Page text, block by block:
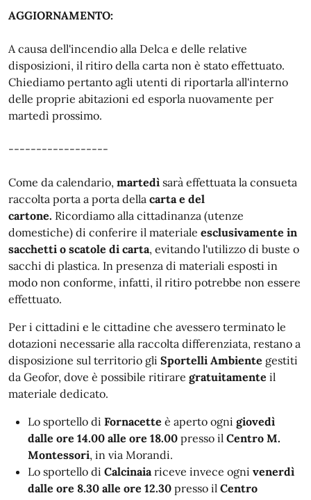
Descrizione
AGGIORNAMENTO:
A causa dell'incendio alla Delca e delle relative
disposizioni, il ritiro della carta non è stato effettuato.
Chiediamo pertanto agli utenti di riportarla all'interno
delle proprie abitazioni ed esporla nuovamente per
martedì prossimo.
------------------
Come da calendario, martedì sarà effettuata la consueta
raccolta porta a porta della carta e del
cartone. Ricordiamo alla cittadinanza (utenze
domestiche) di conferire il materiale esclusivamente in
sacchetti o scatole di carta, evitando l'utilizzo di buste o
sacchi di plastica. In presenza di materiali esposti in
modo non conforme, infatti, il ritiro potrebbe non essere
effettuato.
Per i cittadini e le cittadine che avessero terminato le
dotazioni necessarie alla raccolta differenziata, restano a
disposizione sul territorio gli Sportelli Ambiente gestiti
da Geofor, dove è possibile ritirare gratuitamente il
materiale dedicato.
Lo sportello di Fornacette è aperto ogni giovedì
dalle ore 14.00 alle ore 18.00 presso il Centro M.
Montessori, in via Morandi.
Lo sportello di Calcinaiariceve invece ogni venerdì
dalle ore 8.30 alle ore 12.30 presso il Centro